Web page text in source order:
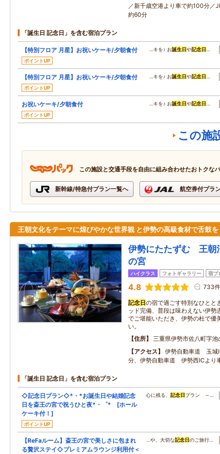
／新千歳空港より車で約100分／
約60分
「誕生日 記念日」を含む宿泊プラン
【特別フロア 月星】お祝いケーキ/夕朝食付
ポイントUP
…キを♪ お誕生日や記念日 …
【特別フロア 月星】お祝いケーキ/夕朝食付
ポイントUP
…キを♪ お誕生日や記念日 …
お祝いケーキ/夕朝食付
ポイントUP
…キを♪ お誕生日や記念日 …
この施
この施設と交通手段を自由に組み合わせたおトクな
新幹線/特急付プラン一覧へ 航空券付プラ
王朝文化をテーマに煌びやかな世界観 と伊勢の高級食材で舌鼓を
伊勢にたたずむ 王朝
の宮
ハイクラス フォトギャラリー 宿ブ
4.8 733件
記念日の宿で過ごす特別なひとと
ッド完備、普段は味わえない伊勢
でご堪能いただき、伊勢の杜で優
い。
住所
三重県伊勢市佐八町字
アクセス
伊勢自動車道 玉城
分、伊勢自動車道 伊勢西ICより
「誕生日 記念日」を含む宿泊プラン
◇記念日プラン◇*・*お誕生日や結婚記念
日を斎王の宮で祝うひと夜*・゜* [ホール
ケーキ付！]
ポイントUP
心に残る、 記念日 プラン ～…
【ReFaルーム】斎王の宮で美しさに包まれ
る贅沢ステイ◇プレミアムラウンジ利用付＜
…や、大切な記念日のご旅行…